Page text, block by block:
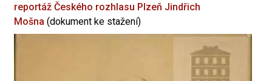
reportáž Českého rozhlasu Plzeň Jindřich
Mošna (dokument ke stažení)